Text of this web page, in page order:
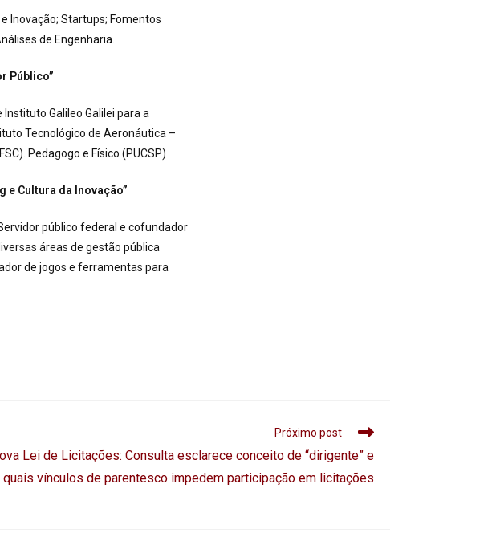
Inovação; Startups; Fomentos
de Engenharia.
Público”
Galileo Galilei para a
Tecnológico de Aeronáutica –
Pedagogo e Físico (PUCSP)
e Cultura da Inovação”
público federal e cofundador
áreas de gestão pública
de jogos e ferramentas para
Próximo post
Lei de Licitações: Consulta esclarece conceito de “dirigente” e
quais vínculos de parentesco impedem participação em licitações